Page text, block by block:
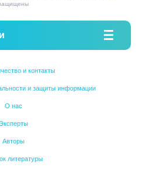
и контакты
и защиты информации
О нас
Авторы
литературы